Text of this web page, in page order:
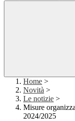
Home >
Novità >
Le notizie >
Misure
2024/2025